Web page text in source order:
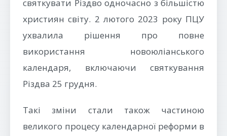
святкувати Різдво одночасно з більшістю
християн світу. 2 лютого 2023 року ПЦУ
ухвалила рішення про повне
використання новоюліанського
календаря, включаючи святкування
Різдва 25 грудня.
Такі зміни стали також частиною
великого процесу календарної реформи в